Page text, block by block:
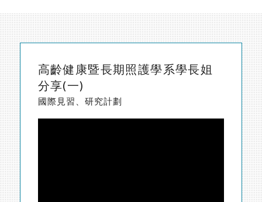
高齡健康暨長期照護學系學長姐
分享(一)
國際見習、研究計劃